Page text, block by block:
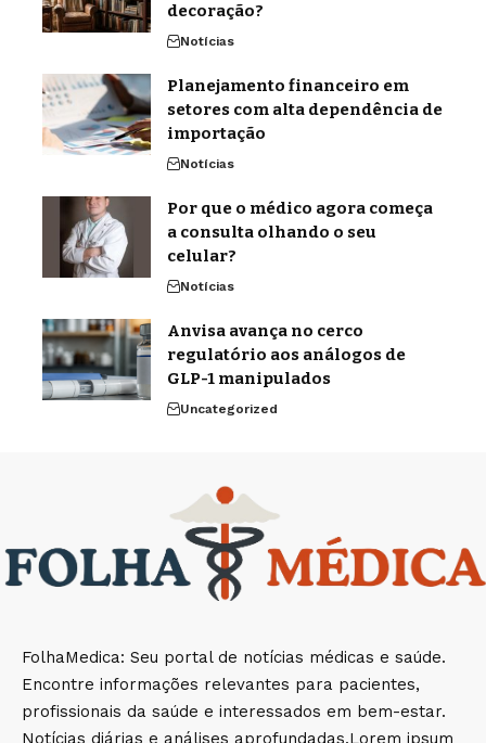
decoração?
Notícias
Planejamento financeiro em
setores com alta dependência de
importação
Notícias
Por que o médico agora começa
a consulta olhando o seu
celular?
Notícias
Anvisa avança no cerco
regulatório aos análogos de
GLP-1 manipulados
Uncategorized
FolhaMedica: Seu portal de notícias médicas e saúde.
Encontre informações relevantes para pacientes,
profissionais da saúde e interessados em bem-estar.
Notícias diárias e análises aprofundadas.Lorem ipsum